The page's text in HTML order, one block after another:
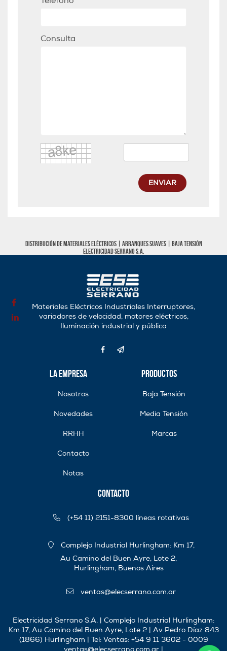
Consulta
ENVIAR
Distribución de materiales eléctricos | Arranques Suaves| Baja tensión
Electricidad Serrano S.A.
Materiales Eléctricos Industriales Interruptores,
variadores de velocidad, motores eléctricos,
Iluminación industrial y pública
La Empresa
Nosotros
Novedades
RRHH
Contacto
Notas
Productos
Baja Tensión
Media Tensión
Marcas
Contacto
(+54 11) 2151-8300 líneas rotativas
Complejo Industrial Hurlingham: Km 17,
Au Camino del Buen Ayre, Lote 2,
Hurlingham, Buenos Aires
ventas@elecserrano.com.ar
Electricidad Serrano S.A. | Complejo Industrial Hurlingham:
Km 17, Au Camino del Buen Ayre, Lote 2 | Av Pedro Díaz 843
(1866) Hurlingham | Tel: Ventas: +54 9 11 3602 - 0009